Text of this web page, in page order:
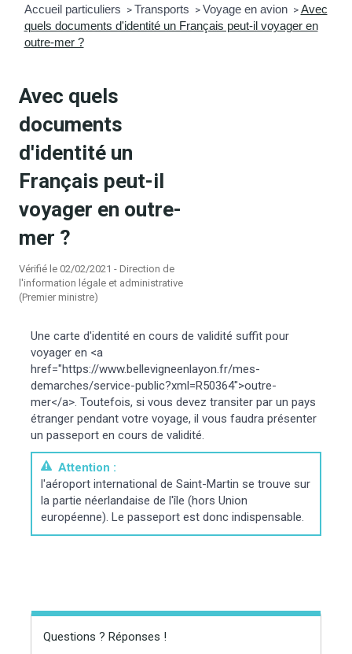
municipaux
sur la commune
d’urbanisme
Association
voirie, arrêté de circulation et
domaine public
Accueil particuliers > Transports > Voyage en avion > Avec
quels documents d'identité un Français peut-il voyager en
outre-mer ?
Avec quels
documents
d'identité un
Français peut-il
voyager en outre-
mer ?
Vérifié le 02/02/2021 - Direction de
l'information légale et administrative
(Premier ministre)
Une carte d'identité en cours de validité suffit pour
voyager en <a
href="https://www.bellevigneenlayon.fr/mes-
demarches/service-public?xml=R50364">outre-
mer</a>. Toutefois, si vous devez transiter par un pays
étranger pendant votre voyage, il vous faudra présenter
un passeport en cours de validité.
Attention :
l'aéroport international de Saint-Martin se trouve sur
la partie néerlandaise de l'île (hors Union
européenne). Le passeport est donc indispensable.
Questions ? Réponses !